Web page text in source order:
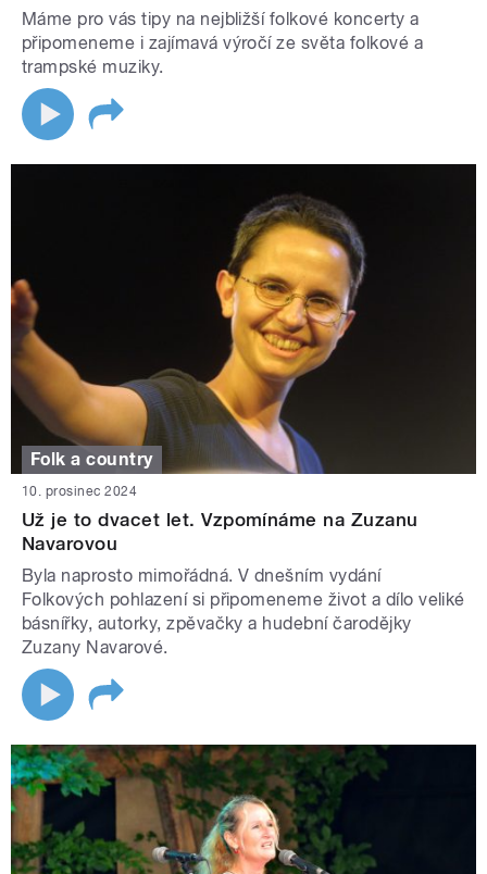
Máme pro vás tipy na nejbližší folkové koncerty a
připomeneme i zajímavá výročí ze světa folkové a
trampské muziky.
Folk a country
10. prosinec 2024
Už je to dvacet let. Vzpomínáme na Zuzanu
Navarovou
Byla naprosto mimořádná. V dnešním vydání
Folkových pohlazení si připomeneme život a dílo veliké
básnířky, autorky, zpěvačky a hudební čarodějky
Zuzany Navarové.